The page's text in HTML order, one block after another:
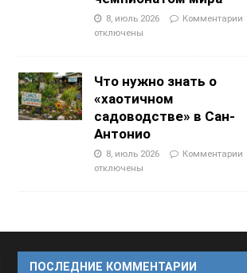
8, июль 2026
Комментарии
отключены
Что нужно знать о
«хаотичном
садоводстве» в Сан-
Антонио
8, июль 2026
Комментарии
отключены
ПОСЛЕДНИЕ КОММЕНТАРИИ